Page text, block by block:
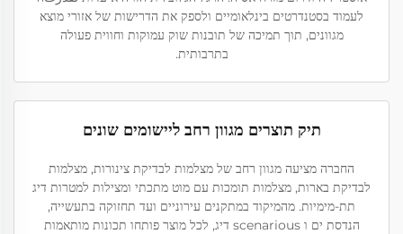
לעמוד בסטנדרטים בינלאומיים ולספק את הדרישות של אזורי מוצא
מגוונים, תוך תמיכה של תובנות שוק עמוקות וחווית פעולה
בתרבותית.
תיק תוצרים מגוון רחב ליישומים שונים
החברה מציעה מגוון רחב של מצלמות לבדיקת צינורות, מצלמות
לבדיקת בארות, מצלמות תומכות עם מוט מתכתי ומצילות למטרות דיג
תת-מימיות. מהמיקוד במתקנים עירוניים ועד תחזוקה בתעשייה,
הנדסת ים ו scenarious דיג, לכל מוצר פותחו תכונות מותאמות